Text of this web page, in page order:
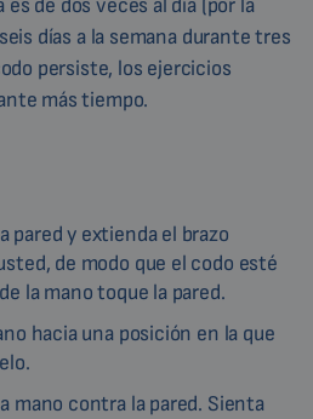
de dos veces al día (por la
días a la semana durante tres
persiste, los ejercicios
más tiempo.
pared y extienda el brazo
de modo que el codo esté
la mano toque la pared.
hacia una posición en la que
mano contra la pared. Sienta